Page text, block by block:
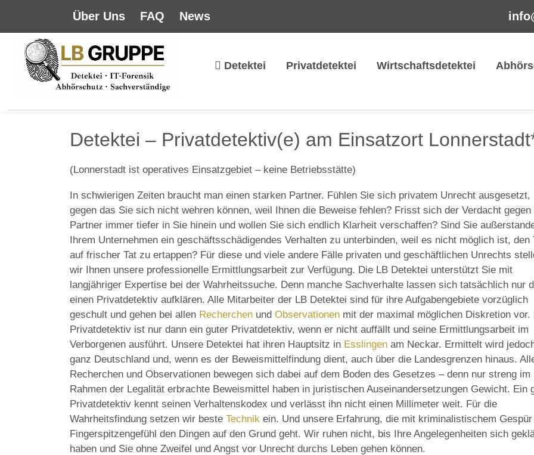
Über Uns FAQ News
Detektei Privatdetektei Wirtschaftsdetektei
Detektei – Privatdetektiv(e) am Einsatzort
(Lonnerstadt ist operatives Einsatzgebiet – keine Betriebsstätte)
In schwierigen Zeiten braucht man einen starken Partner. Fühlen Sie sich privatem Unrecht ausgesetzt,
gegen das Sie sich nicht wehren können, weil Ihnen die Beweise fehlen? Frisst sich der Verdacht gegen
Partner immer tiefer in Sie hinein und wollen Sie sich endlich Klarheit verschaffen? Sind Sie
Ihrem Unternehmen ein geschäftsschädigendes Verhalten zu unterbinden, weil es nicht möglich ist, den
auf frischer Tat zu ertappen? Für diese und viele andere Fälle privaten und geschäftlichen Unrechts
wir Ihnen unsere professionelle Ermittlungsarbeit zur Verfügung. Die LB Detektei unterstützt Sie mit
langjähriger Expertise bei der Wahrheitssuche. Denn manche Sachverhalte lassen sich tatsächlich nur
einen Privatdetektiv aufklären. Alle Mitarbeiter der LB Detektei sind für ihre Aufgabengebiete vorzüglich
geschult und gehen bei allen Recherchen und Observationen mit der maximal möglichen Diskretion vor.
Privatdetektiv ist nur dann ein guter Privatdetektiv, wenn er nicht auffällt und seine Ermittlungsarbeit im
Verborgenen ausführt. Unsere Detektei hat ihren Hauptsitz in Esslingen am Neckar. Ermittelt wird
ganz Deutschland und, wenn es der Beweismittelfindung dient, auch über die Landesgrenzen hinaus.
Recherchen und Observationen bewegen sich dabei auf dem Boden des Gesetzes – denn nur streng im
Rahmen der Legalität erbrachte Beweismittel haben in juristischen Auseinandersetzungen Gewicht. Ein
Privatdetektiv kennt seinen Verhaltenskodex und verlässt ihn nicht einen Millimeter weit. Für die
Wahrheitsfindung setzen wir beste Technik ein. Und unsere Erfahrung, die mit kriminalistischem Gespür
Fingerspitzengefühl den Dingen auf den Grund geht. Wir ruhen nicht, bis Ihre Angelegenheiten sich
haben und Sie ohne Zweifel und Angst vor Unrecht durchs Leben gehen können.